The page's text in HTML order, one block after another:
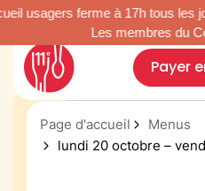
usagers ferme à 17h tous les
Les membres du
Payer
Inscription &
Page d'accueil
Menus
lundi 20 octobre –